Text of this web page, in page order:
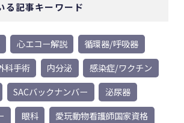
る記事キーワード
心エコー解説
循環器/呼吸器
科手術 内分泌
感染症/ワクチン
SACバックナンバー
泌尿器
眼科
愛玩動物看護師国家資格